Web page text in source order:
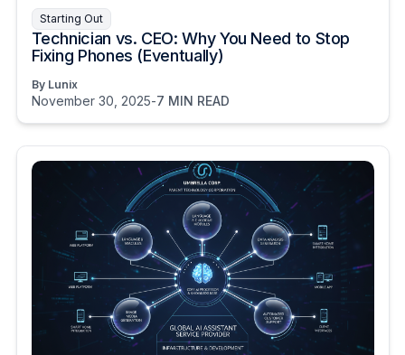
Starting Out
Technician vs. CEO: Why You Need to Stop
Fixing Phones (Eventually)
By Lunix
November 30, 2025-7 MIN READ